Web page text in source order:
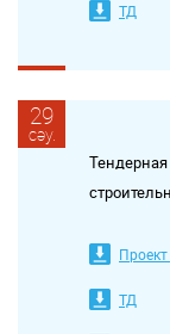
ТД
29
сәу.
ТД